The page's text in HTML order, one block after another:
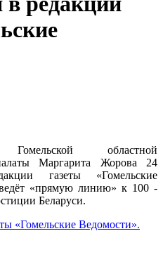
Гомельской областной
Маргарита Жорова 24
газеты «Гомельские
«прямую линию» к 100 -
Беларуси.
«Гомельские Ведомости».